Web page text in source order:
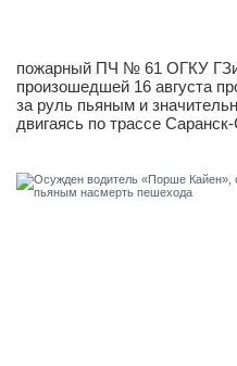
пожарный ПЧ № 61 ОГКУ
произошедшей 16 августа
за руль пьяным и
двигаясь по трассе